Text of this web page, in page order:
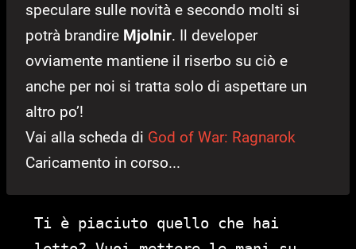
speculare sulle novità e secondo molti si
potrà brandire Mjolnir. Il developer
ovviamente mantiene il riserbo su ciò e
anche per noi si tratta solo di aspettare un
altro po’!
Vai alla scheda di God of War: Ragnarok
Caricamento in corso...
Ti è piaciuto quello che hai